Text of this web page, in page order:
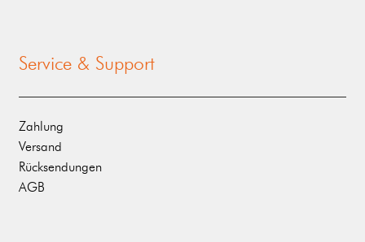
Service & Support
Zahlung
Versand
Rücksendungen
AGB